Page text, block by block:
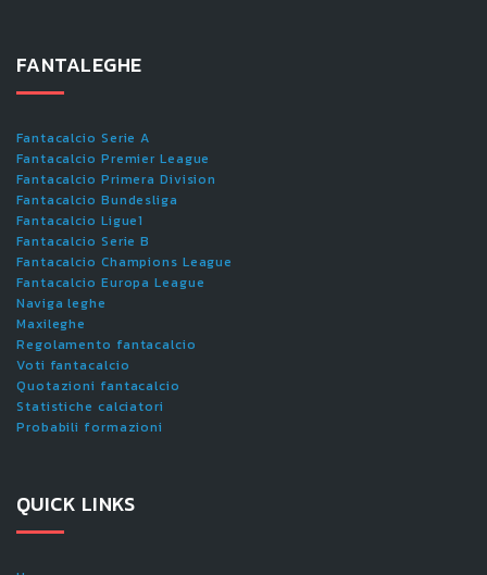
FANTALEGHE
Fantacalcio Serie A
Fantacalcio Premier League
Fantacalcio Primera Division
Fantacalcio Bundesliga
Fantacalcio Ligue1
Fantacalcio Serie B
Fantacalcio Champions League
Fantacalcio Europa League
Naviga leghe
Maxileghe
Regolamento fantacalcio
Voti fantacalcio
Quotazioni fantacalcio
Statistiche calciatori
Probabili formazioni
QUICK LINKS